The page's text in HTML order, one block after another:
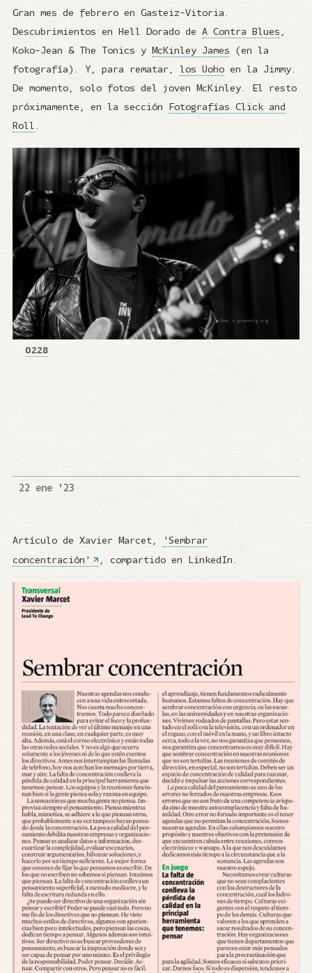
Gran mes de febrero en Gasteiz-Vitoria.
Descubrimientos en Hell Dorado de A Contra Blues ,
Koko-Jean & The Tonics y McKinley James (en la
fotografía). Y, para rematar, los Uoho en la Jimmy.
De momento, solo fotos del joven McKinley. El resto
próximamente, en la sección Fotografías Click and
Roll.
0228
22 ene '23
Artículo de Xavier Marcet,
'Sembrar
concentración'
, compartido en LinkedIn.